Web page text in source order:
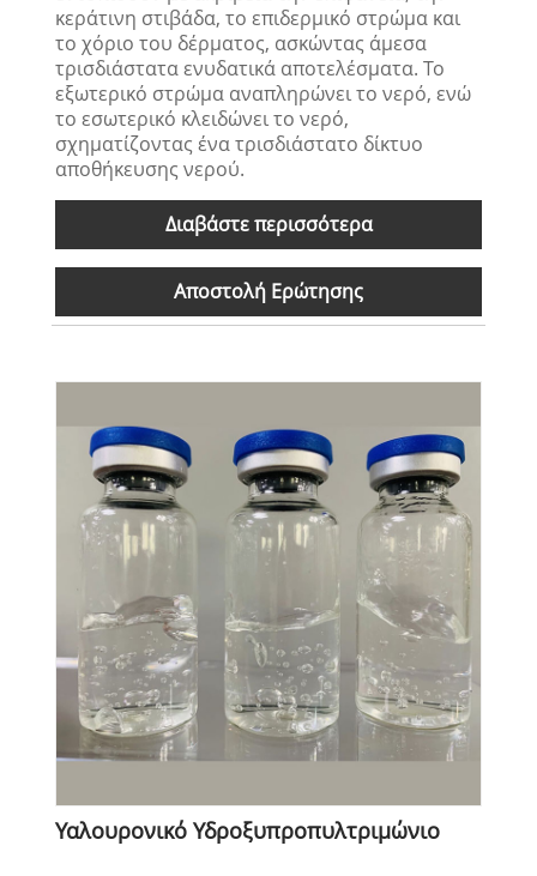
κεράτινη στιβάδα, το επιδερμικό στρώμα και
το χόριο του δέρματος, ασκώντας άμεσα
τρισδιάστατα ενυδατικά αποτελέσματα. Το
εξωτερικό στρώμα αναπληρώνει το νερό, ενώ
το εσωτερικό κλειδώνει το νερό,
σχηματίζοντας ένα τρισδιάστατο δίκτυο
αποθήκευσης νερού.
Διαβάστε περισσότερα
Αποστολή Ερώτησης
Υαλουρονικό Υδροξυπροπυλτριμώνιο